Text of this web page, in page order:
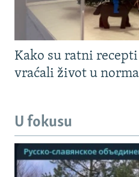
Kako su ratni
vraćali život u
U fokusu